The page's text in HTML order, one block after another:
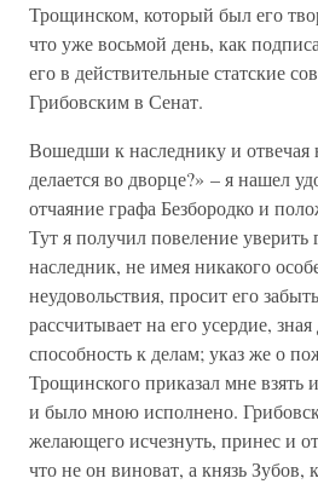
Трощинском, который был его
что уже восьмой день, как
его в действительные статские
Грибовским в Сенат.
Вошедши к наследнику и отвечая
делается во дворце?» – я нашел
отчаяние графа Безбородко и
Тут я получил повеление уверить
наследник, не имея никакого
неудовольствия, просит его
рассчитывает на его усердие,
способность к делам; указ же о
Трощинского приказал мне взять
и было мною исполнено.
желающего исчезнуть, принес и
что не он виноват, а князь Зубов,